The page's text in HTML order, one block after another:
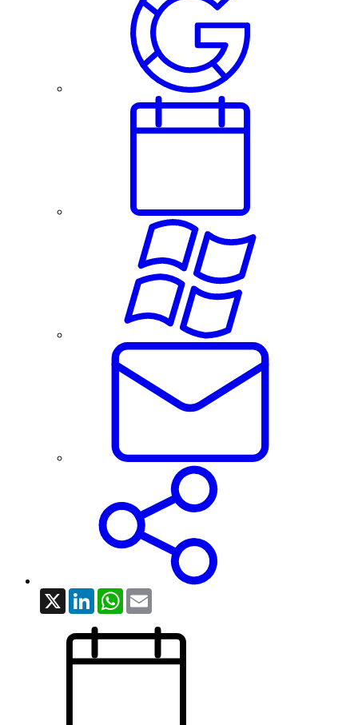
X LinkedInWhatsApp